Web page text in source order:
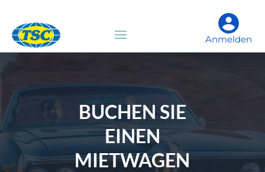
Anmelden
BUCHEN SIE
EINEN
MIETWAGEN